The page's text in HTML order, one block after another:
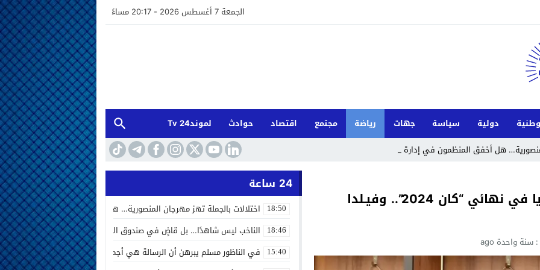
الجمعة 7 أغسطس 2026 - 20:17 مساءً
وطنية دولية سياسة جهات رياضة مجتمع اقتصاد حوادث
لموند24 Tv
هل أخفق المنظمون في إدارة الحدث
لبؤات الأطلس يواجهن نيجيريا في نهائي “كان 2024”.. وفيـلدا
سنة واحدة ago
24 ساعة
18:50 اختلالات بالجملة تهز مهرجان المنصورية… هل أخفق المنظمون في إدارة
18:46 الناخب ليس شاهدًا… بل قاضٍ في صندوق الاقتراع الصوت الانتخابي بين
15:40 في الناظور مسلم يبرهن أن الرسالة هي أجمل ما يتركه الفنان